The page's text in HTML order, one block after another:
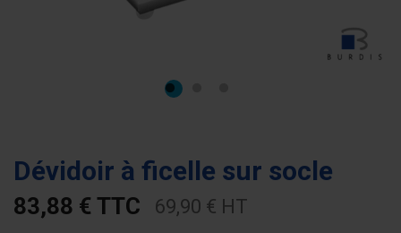
Dévidoir à ficelle sur socle
83,88 € TTC 69,90 € HT